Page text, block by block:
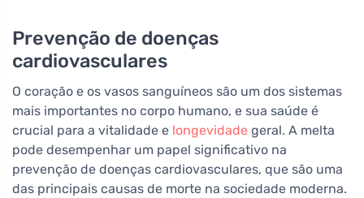
Prevenção de doenças
cardiovasculares
O coração e os vasos sanguíneos são um dos sistemas
mais importantes no corpo humano, e sua saúde é
crucial para a vitalidade e longevidade geral. A melta
pode desempenhar um papel significativo na
prevenção de doenças cardiovasculares, que são uma
das principais causas de morte na sociedade moderna.